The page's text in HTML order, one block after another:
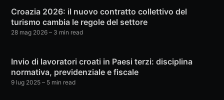
Croazia 2026: il nuovo contratto collettivo del
turismo cambia le regole del settore
28 mag 2026 – 3 min read
Invio di lavoratori croati in Paesi terzi: disciplina
normativa, previdenziale e fiscale
9 lug 2025 – 5 min read